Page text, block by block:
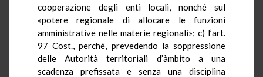
cooperazione degli enti locali, nonché sul
«potere regionale di allocare le funzioni
amministrative nelle materie regionali»; c) l’art.
97 Cost., perché, prevedendo la soppressione
delle Autorità territoriali d’àmbito a una
scadenza prefissata e senza una disciplina